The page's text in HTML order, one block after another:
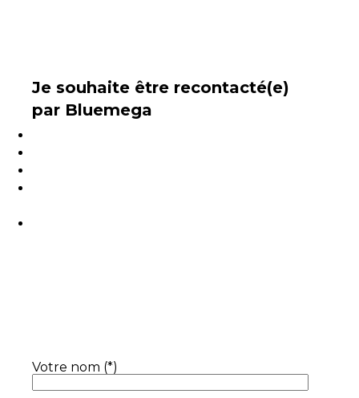
Je souhaite être recontacté(e)
par Bluemega
Votre nom (*)